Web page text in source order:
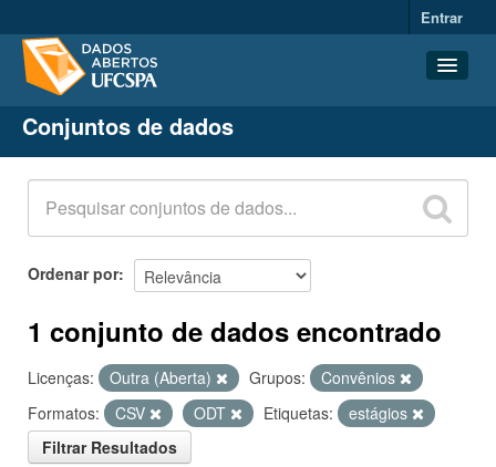
Entrar
Conjuntos de dados
Organizações
Grupos
Sobre
Conjuntos de dados
Ordenar por
1 conjunto de dados encontrado
Licenças: Outra (Aberta) Grupos:
Convênios
Formatos:
CSV ODT Etiquetas:
estágios
Filtrar Resultados